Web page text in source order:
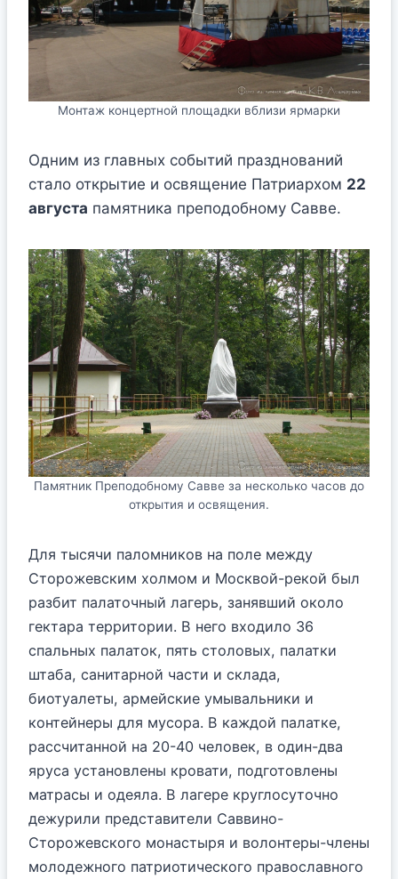
Монтаж концертной площадки вблизи ярмарки
Одним из главных событий празднований
стало открытие и освящение Патриархом 22
августа памятника преподобному Савве.
Памятник Преподобному Савве за несколько часов до
открытия и освящения.
Для тысячи паломников на поле между
Сторожевским холмом и Москвой-рекой был
разбит палаточный лагерь, занявший около
гектара территории. В него входило 36
спальных палаток, пять столовых, палатки
штаба, санитарной части и склада,
биотуалеты, армейские умывальники и
контейнеры для мусора. В каждой палатке,
рассчитанной на 20-40 человек, в один-два
яруса установлены кровати, подготовлены
матрасы и одеяла. В лагере круглосуточно
дежурили представители Саввино-
Сторожевского монастыря и волонтеры-члены
молодежного патриотического православного